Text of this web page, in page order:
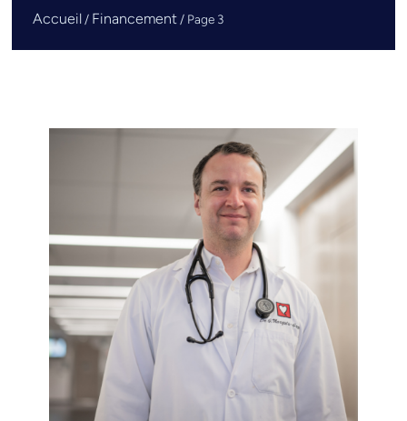
Accueil / Financement/ Page 3